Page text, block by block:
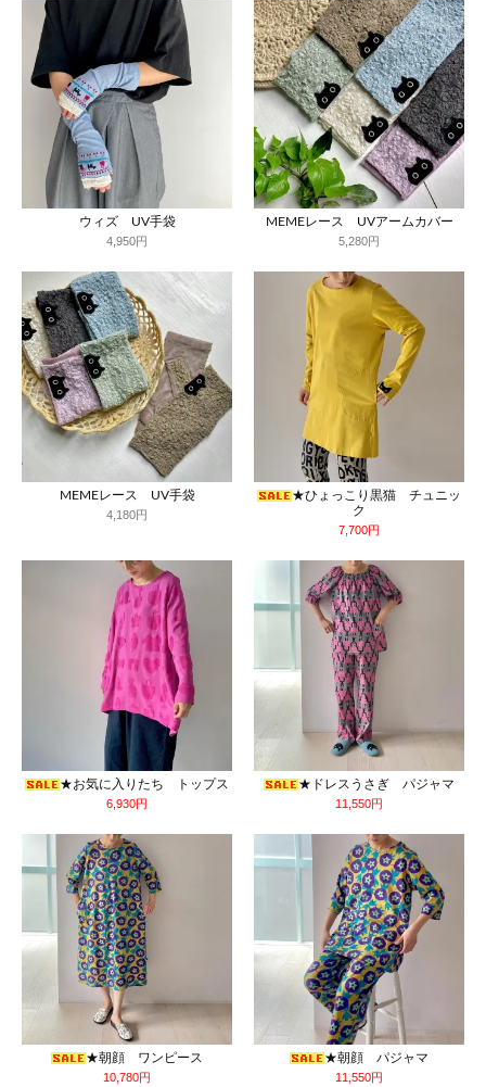
ウィズ UV手袋
4,950円
MEMEレース UVアームカバー
5,280円
MEMEレース UV手袋
4,180円
★ひょっこり黒猫 チュニッ
ク
7,700円
★お気に入りたち トップス
6,930円
★ドレスうさぎ パジャマ
11,550円
★朝顔 ワンピース
10,780円
★朝顔 パジャマ
11,550円